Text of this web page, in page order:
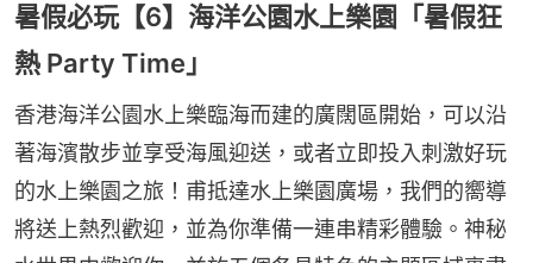
暑假必玩【6】海洋公園水上樂園「暑假狂
熱 Party Time」
香港海洋公園水上樂臨海而建的廣闊區開始，可以沿
著海濱散步並享受海風迎送，或者立即投入刺激好玩
的水上樂園之旅！甫抵達水上樂園廣場，我們的嚮導
將送上熱烈歡迎，並為你準備一連串精彩體驗。神秘